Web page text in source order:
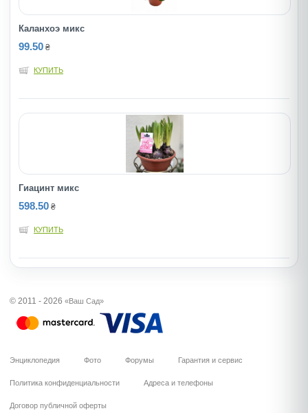
Каланхоэ микс
99.50 ₴
КУПИТЬ
Гиацинт микс
598.50 ₴
КУПИТЬ
© 2011 - 2026 «Ваш Сад»
Энциклопедия Фото Форумы Гарантия и сервис
Политика конфиденциальности Адреса и телефоны
Договор публичной оферты